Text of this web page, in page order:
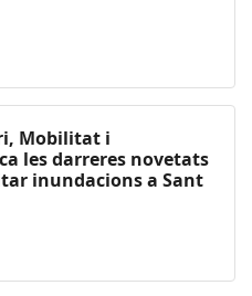
Mobilitat i
les darreres novetats
inundacions a Sant